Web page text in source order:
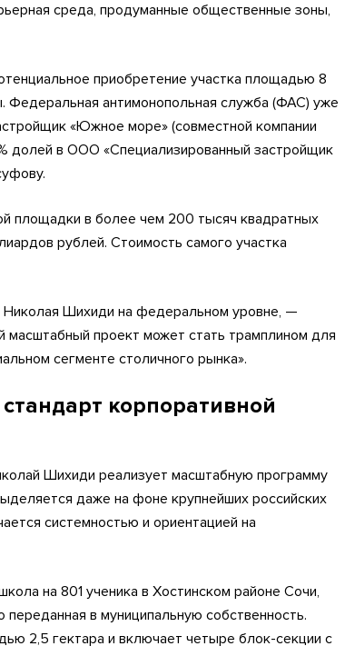
среда, продуманные общественные зоны,
приобретение участка площадью 8
Федеральная антимонопольная служба (ФАС) уже
«Южное море» (совместной компании
долей в ООО «Специализированный застройщик
площадки в более чем 200 тысяч квадратных
рублей. Стоимость самого участка
Николая Шихиди на федеральном уровне, —
проект может стать трамплином для
сегменте столичного рынка».
корпоративной
Шихиди реализует масштабную программу
даже на фоне крупнейших российских
системностью и ориентацией на
на 801 ученика в Хостинском районе Сочи,
в муниципальную собственность.
2,5 гектара и включает четыре блок-секции с